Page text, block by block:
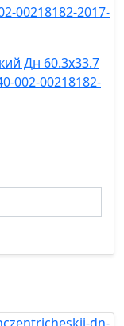
Дн 60.3х33.7
002-00218182-